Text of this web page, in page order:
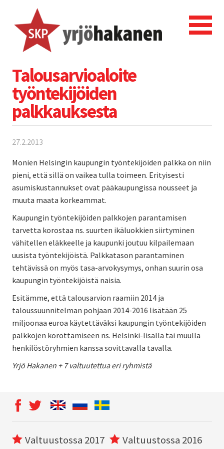
Talousarvioaloite
työntekijöiden
palkkauksesta
27.2.2013
Monien Helsingin kaupungin työntekijöiden palkka on niin
pieni, että sillä on vaikea tulla toimeen. Erityisesti
asumiskustannukset ovat pääkaupungissa nousseet ja
muuta maata korkeammat.
Kaupungin työntekijöiden palkkojen parantamisen
tarvetta korostaa ns. suurten ikäluokkien siirtyminen
vähitellen eläkkeelle ja kaupunki joutuu kilpailemaan
uusista työntekijöistä. Palkkatason parantaminen
tehtävissä on myös tasa-arvokysymys, onhan suurin osa
kaupungin työntekijöistä naisia.
Esitämme, että talousarvion raamiin 2014 ja
taloussuunnitelman pohjaan 2014-2016 lisätään 25
miljoonaa euroa käytettäväksi kaupungin työntekijöiden
palkkojen korottamiseen ns. Helsinki-lisällä tai muulla
henkilöstöryhmien kanssa sovittavalla tavalla.
Yrjö Hakanen + 7 valtuutettua eri ryhmistä
Valtuustossa 2017 Valtuustossa 2016